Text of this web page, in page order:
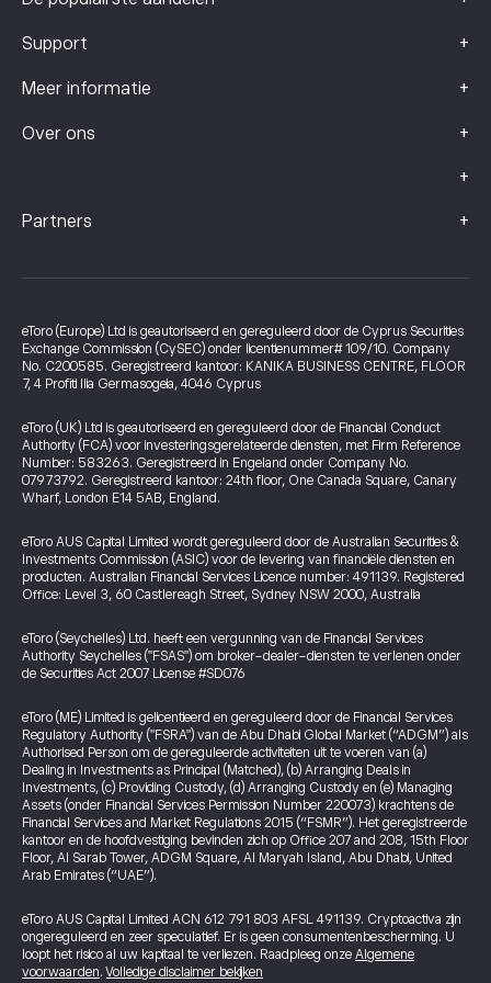
Support +
Meer informatie +
Over ons +
+
Partners +
eToro (Europe) Ltd is geautoriseerd en gereguleerd door de Cyprus Securities
Exchange Commission (CySEC) onder licentienummer# 109/10. Company
No. C200585. Geregistreerd kantoor: KANIKA BUSINESS CENTRE, FLOOR
7, 4 Profiti Ilia Germasogeia, 4046 Cyprus
eToro (UK) Ltd is geautoriseerd en gereguleerd door de Financial Conduct
Authority (FCA) voor investeringsgerelateerde diensten, met Firm Reference
Number: 583263. Geregistreerd in Engeland onder Company No.
07973792. Geregistreerd kantoor: 24th floor, One Canada Square, Canary
Wharf, London E14 5AB, England.
eToro AUS Capital Limited wordt gereguleerd door de Australian Securities &
Investments Commission (ASIC) voor de levering van financiële diensten en
producten. Australian Financial Services Licence number: 491139. Registered
Office: Level 3, 60 Castlereagh Street, Sydney NSW 2000, Australia
eToro (Seychelles) Ltd. heeft een vergunning van de Financial Services
Authority Seychelles ("FSAS") om broker-dealer-diensten te verlenen onder
de Securities Act 2007 License #SD076
eToro (ME) Limited is gelicentieerd en gereguleerd door de Financial Services
Regulatory Authority ("FSRA") van de Abu Dhabi Global Market (“ADGM”) als
Authorised Person om de gereguleerde activiteiten uit te voeren van (a)
Dealing in Investments as Principal (Matched), (b) Arranging Deals in
Investments, (c) Providing Custody, (d) Arranging Custody en (e) Managing
Assets (onder Financial Services Permission Number 220073) krachtens de
Financial Services and Market Regulations 2015 (“FSMR”). Het geregistreerde
kantoor en de hoofdvestiging bevinden zich op Office 207 and 208, 15th Floor
Floor, Al Sarab Tower, ADGM Square, Al Maryah Island, Abu Dhabi, United
Arab Emirates (“UAE”).
eToro AUS Capital Limited ACN 612 791 803 AFSL 491139. Cryptoactiva zijn
ongereguleerd en zeer speculatief. Er is geen consumentenbescherming. U
loopt het risico al uw kapitaal te verliezen. Raadpleeg onze Algemene
voorwaarden.Volledige disclaimer bekijken